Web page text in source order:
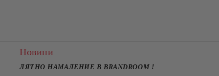
Новини
ЛЯТНО НАМАЛЕНИЕ В BRANDROOM !